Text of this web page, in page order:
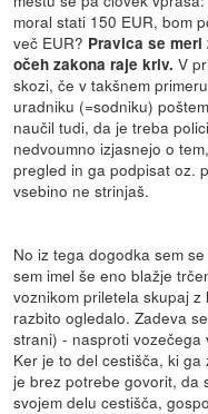
moral stati 150 EUR, bom
več EUR? Pravica se meri
očeh zakona raje kriv. V
skozi, če v takšnem
uradniku (=sodniku)
naučil tudi, da je treba
nedvoumno izjasnejo o
pregled in ga podpisat oz.
vsebino ne strinjaš.
No iz tega dogodka sem
sem imel še eno blažje
voznikom priletela skupaj
razbito ogledalo. Zadeva
strani) - nasproti
Ker je to del cestišča, ki
je brez potrebe govorit, da
svojem delu cestišča,